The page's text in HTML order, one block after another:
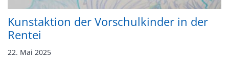
Kunstaktion der Vorschulkinder in der
Rentei
22. Mai 2025